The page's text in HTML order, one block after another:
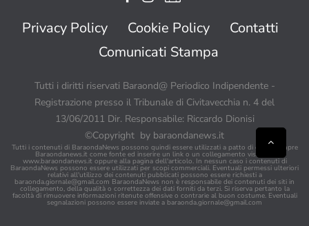
Privacy Policy Cookie Policy
Contatti
Comunicati Stampa
Tutti i diritti riservati Baraond@ Periodico Indipendente -
Registrazione presso il Tribunale di Civitavecchia n. 4 del
13/06/2011 Dir. Responsabile: Riccardo Dionisi
©Copyright by baraondanews.it
Tutti i contenuti di BaraondaNews possono quindi essere utilizzati a patto di citare sempre
Baraondanews.it come fonte ed inserire un link o un collegamento visibile a
www.baraondanews.it oppure alla pagina dell'articolo. In nessun caso i contenuti di
BaraondaNews possono essere utilizzati per scopi commerciali. Eventuali permessi ulteriori
relativi all'utilizzo dei contenuti pubblicati possono essere richiesti a
baraonda.giornale@gmail.com BaraondaNews non è responsabile dei contenuti dei siti in
collegamento, della qualità o correttezza dei dati forniti da terzi. Si riserva pertanto la
facoltà di rimuovere informazioni ritenute offensive o contrarie al buon costume. Eventuali
segnalazioni possono essere inviate a baraonda.giornale@gmail.com